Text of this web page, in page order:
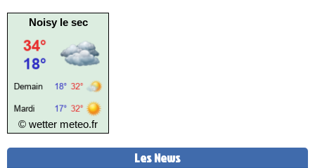
Noisy le sec
© wetter meteo.fr
Les News